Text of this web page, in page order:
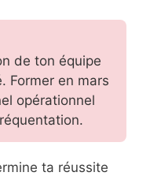
de ton équipe
Former en mars
opérationnel
ta réussite